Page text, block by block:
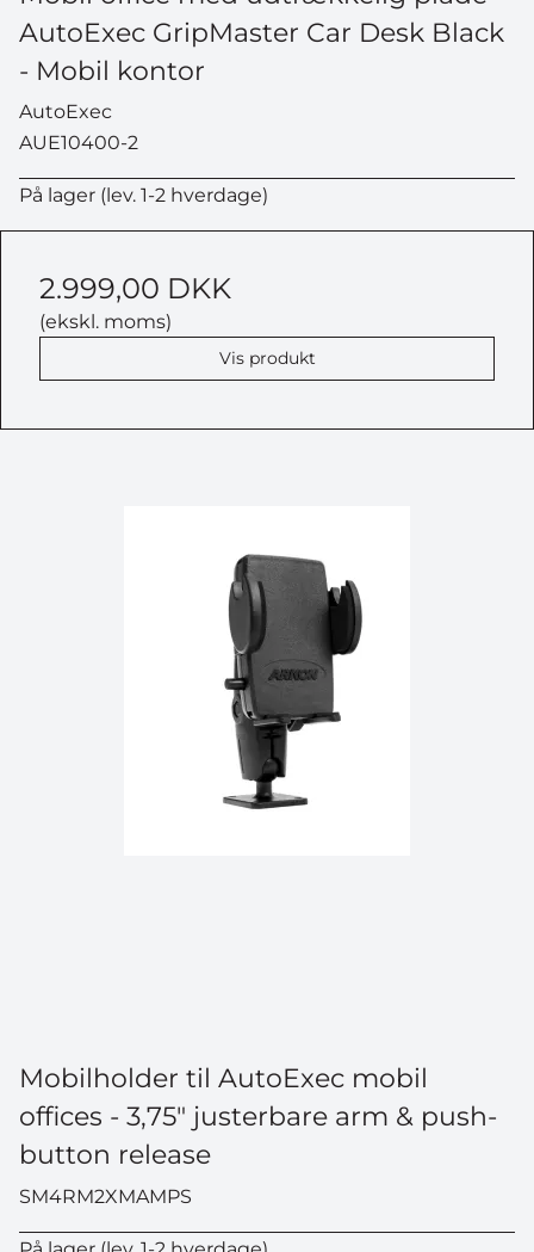
AutoExec GripMaster Car Desk Black
- Mobil kontor
AutoExec
AUE10400-2
På lager (lev. 1-2 hverdage)
2.999,00 DKK
(ekskl. moms)
Vis produkt
Mobilholder til AutoExec mobil
offices - 3,75" justerbare arm & push-
button release
SM4RM2XMAMPS